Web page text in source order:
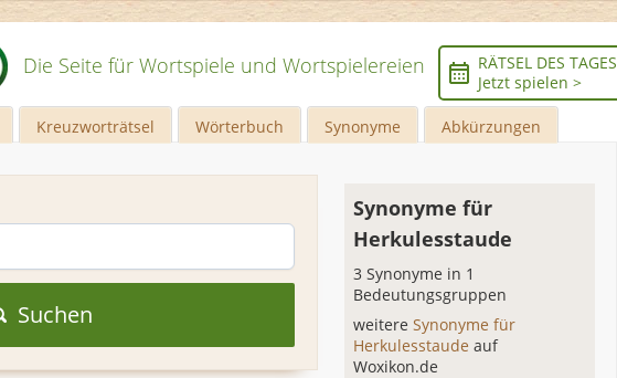
Die Seite für Wortspiele und Wortspielereien
RÄTSEL DES TAGES
Jetzt spielen >
Kreuzworträtsel Wörterbuch Synonyme Abkürzungen
Suchen
Synonyme für
Herkulesstaude
3 Synonyme in 1
Bedeutungsgruppen
weitereSynonyme für
Herkulesstaudeauf
Woxikon.de